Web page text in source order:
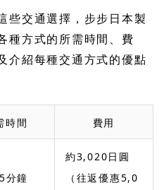
些交通選擇，步步日本製
種方式的所需時間、費
介紹每種交通方式的優點
時間 費用
分鐘
約3,020日圓
（往返優惠5,0